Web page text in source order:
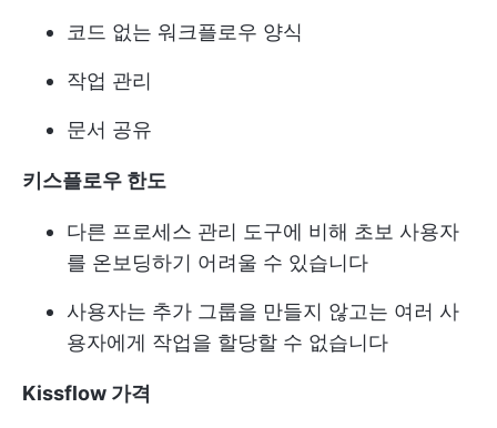
코드 없는 워크플로우 양식
작업 관리
문서 공유
키스플로우 한도
다른 프로세스 관리 도구에 비해 초보 사용자
를 온보딩하기 어려울 수 있습니다
사용자는 추가 그룹을 만들지 않고는 여러 사
용자에게 작업을 할당할 수 없습니다
Kissflow 가격